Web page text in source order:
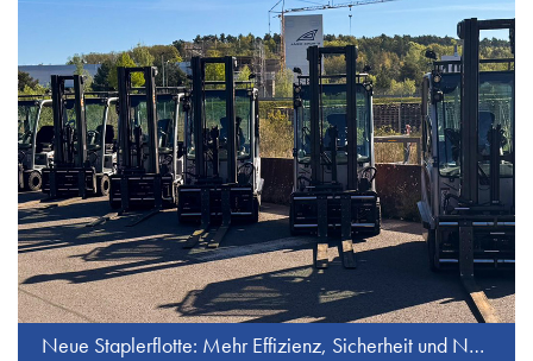
Neue Staplerflotte: Mehr Effizienz, Sicherheit und Nachhaltigkeit bei J.S. Industrieservice GmbH